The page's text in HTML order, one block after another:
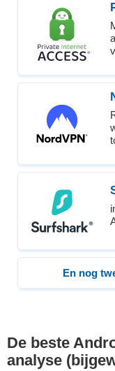
En nog
De beste
analyse